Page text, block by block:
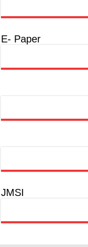
E- Paper
JMSI